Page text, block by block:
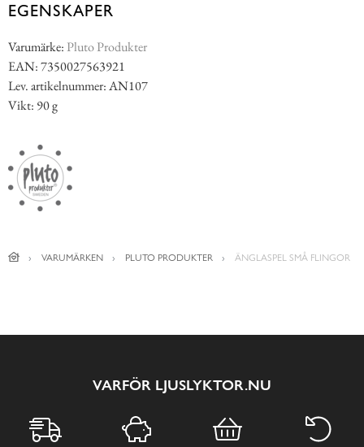
EGENSKAPER
Varumärke: Pluto Produkter
EAN: 7350027563921
Lev. artikelnummer: AN107
Vikt: 90 g
VARUMÄRKEN PLUTO PRODUKTER ÄNGLASPEL SMÅ FLINGOR
VARFÖR LJUSLYKTOR.NU